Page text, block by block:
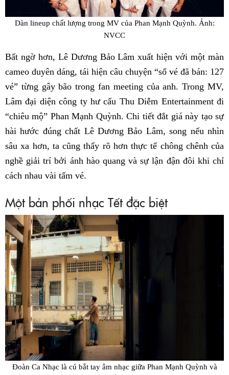
Dàn lineup chất lượng trong MV của Phan Mạnh Quỳnh. Ảnh:
NVCC
Bất ngờ hơn, Lê Dương Bảo Lâm xuất hiện với một màn
cameo duyên dáng, tái hiện câu chuyện “số vé đã bán: 127
vé” từng gây bão trong fan meeting của anh. Trong MV,
Lâm đại diện công ty hư cấu Thu Diễm Entertainment đi
“chiêu mộ” Phan Mạnh Quỳnh. Chi tiết đắt giá này tạo sự
hài hước đúng chất Lê Dương Bảo Lâm, song nếu nhìn
sâu xa hơn, ta cũng thấy rõ hơn thực tế chông chênh của
nghề giải trí bởi ánh hào quang và sự lận đận đôi khi chỉ
cách nhau vài tấm vé.
Một bản phối nhạc Tết đặc biệt
Đoàn Ca Nhạc là cú bắt tay âm nhạc giữa Phan Mạnh Quỳnh và